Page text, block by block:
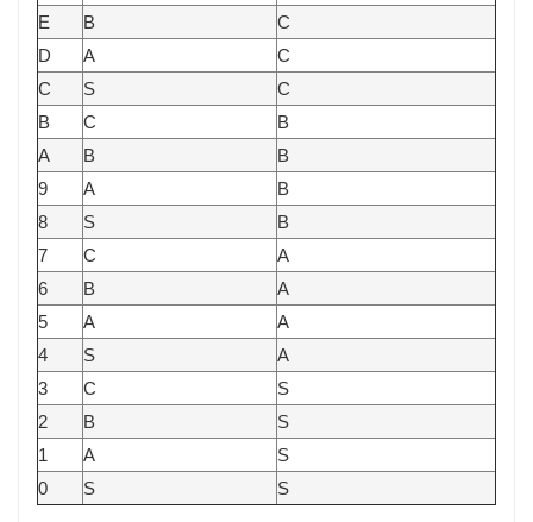
E
B
C
D
A
C
C
S
C
B
C
B
A
B
B
9
A
B
8
S
B
7
C
A
6
B
A
5
A
A
4
S
A
3
C
S
2
B
S
1
A
S
0
S S